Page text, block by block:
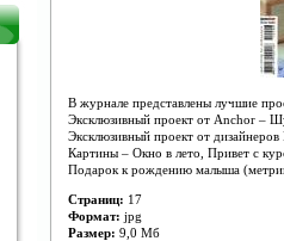
В журнале представлены лучшие
Эксклюзивный проект от Anchor –
Эксклюзивный проект от
Картины – Окно в лето, Привет с
Подарок к рождению малыша
Страниц: 17
Формат: jpg
Размер: 9,0 Мб